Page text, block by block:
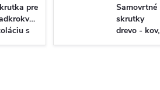
pre
s
Samovrtné
skrutky
drevo - kov,
WSDST